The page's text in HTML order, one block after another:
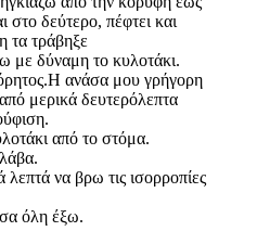
στο δεύτερο, πέφτει και
τα τράβηξε
με δύναμη το κυλοτάκι.
ανάσα μου γρήγορη
μερικά δευτερόλεπτα
από το στόμα.
να βρω τις ισορροπίες
όλη έξω.